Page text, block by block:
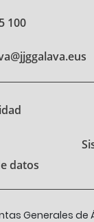
100
datos
Generales de